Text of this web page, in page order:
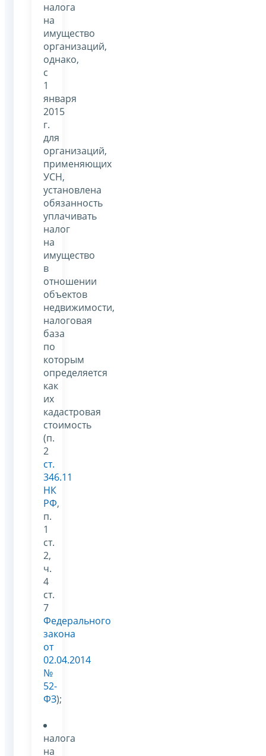
налога
на
имущество
организаций,
однако,
с
1
января
2015
г.
для
организаций,
применяющих
УСН,
установлена
обязанность
уплачивать
налог
на
имущество
в
отношении
объектов
недвижимости,
налоговая
база
по
которым
определяется
как
их
кадастровая
стоимость
(п.
2
ст.
346.11
НК
РФ,
п.
1
ст.
2,
ч.
4
ст.
7
Федерального
закона
от
02.04.2014
№
52-
ФЗ);
налога
на